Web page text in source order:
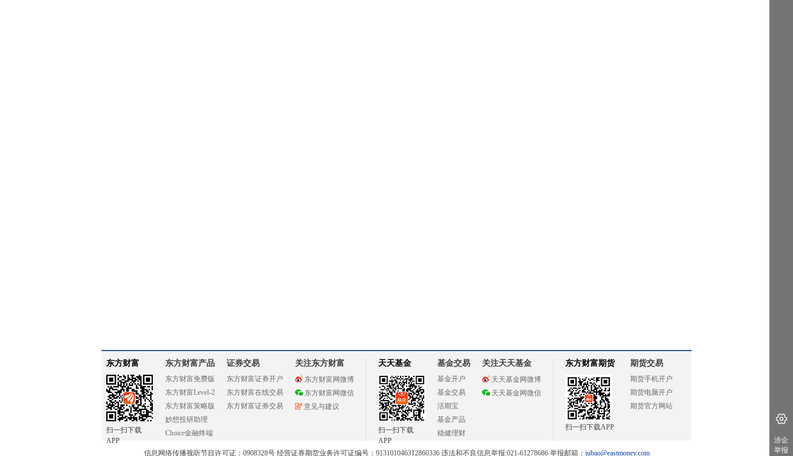
东方财富
扫一扫下载
APP
东方财富产品
东方财富免费版
东方财富Level-2
东方财富策略版
妙想投研助理
Choice金融终端
证券交易
东方财富证券开户
东方财富在线交易
东方财富证券交易
关注东方财富
东方财富网微博
东方财富网微信
意见与建议
天天基金
扫一扫下载
APP
基金交易
基金开户
基金交易
活期宝
基金产品
稳健理财
关注天天基金
天天基金网微博
天天基金网微信
东方财富期货
扫一扫下载APP
期货交易
期货手机开户
期货电脑开户
期货官方网站
信息网络传播视听节目许可证：0908328号 经营证券期货业务许可证编号：913101046312860336 违法和不良信息举报:021-61278686 举报邮箱： jubao@eastmoney.com
涉企
举报